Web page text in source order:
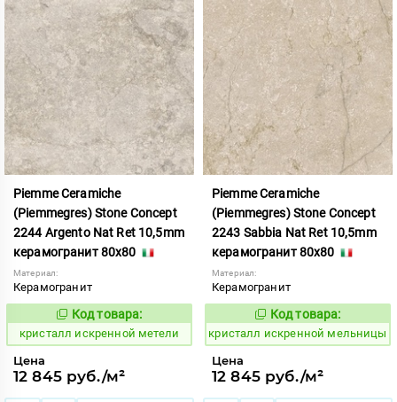
Piemme Ceramiche
(Piemmegres) Stone Concept
2244 Argento Nat Ret 10,5mm
керамогранит 80x80
Материал:
Керамогранит
817050
Код товара:
кристалл искренной метели
Цена
12 845 руб./м²
Piemme Ceramiche
(Piemmegres) Stone Concept
2243 Sabbia Nat Ret 10,5mm
керамогранит 80x80
Материал:
Керамогранит
817049
Код товара:
кристалл искренной мельницы
Цена
12 845 руб./м²